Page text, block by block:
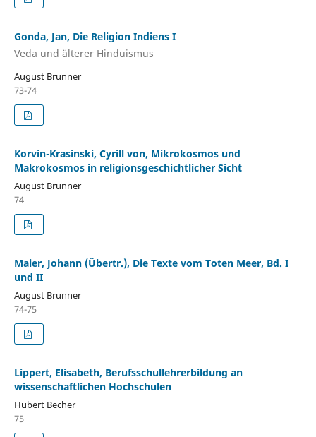
Gonda, Jan, Die Religion Indiens I
Veda und älterer Hinduismus
August Brunner
73-74
Korvin-Krasinski, Cyrill von, Mikrokosmos und
Makrokosmos in religionsgeschichtlicher Sicht
August Brunner
74
Maier, Johann (Übertr.), Die Texte vom Toten Meer, Bd. I
und II
August Brunner
74-75
Lippert, Elisabeth, Berufsschullehrerbildung an
wissenschaftlichen Hochschulen
Hubert Becher
75